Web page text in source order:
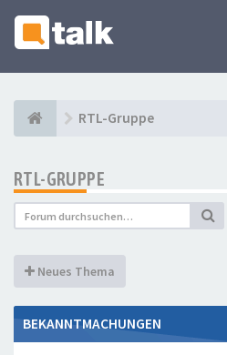
RTL-Gruppe
RTL-GRUPPE
Neues Thema
BEKANNTMACHUNGEN